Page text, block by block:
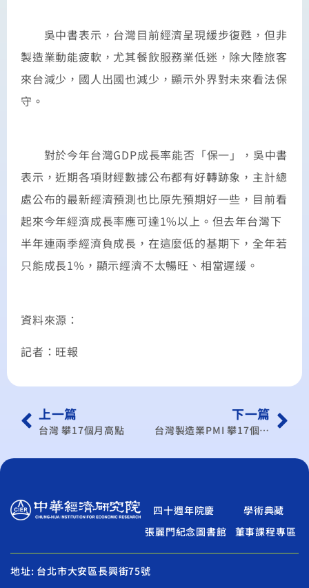
吳中書表示，台灣目前經濟呈現緩步復甦，但非
製造業動能疲軟，尤其餐飲服務業低迷，除大陸旅客
來台減少，國人出國也減少，顯示外界對未來看法保
守。
對於今年台灣GDP成長率能否「保一」，吳中書
表示，近期各項財經數據公布都有好轉跡象，主計總
處公布的最新經濟預測也比原先預期好一些，目前看
起來今年經濟成長率應可達1%以上。但去年台灣下
半年連兩季經濟負成長，在這麼低的基期下，全年若
只能成長1%，顯示經濟不太暢旺、相當遲緩。
資料來源：
記者：旺報
上一篇
台灣 攀17個月高點
下一篇
台灣製造業PMI 攀17個月高點
四十週年院慶
學術典藏
張麗門紀念圖書館
董事課程專區
地址: 台北市大安區長興街75號